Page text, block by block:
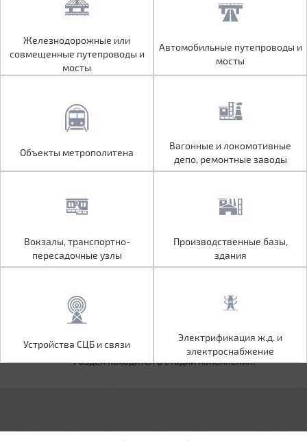
Железнодорожные или
совмещенные путепроводы и
мосты
Автомобильные путепроводы и
мосты
Вагонные и локомотивные
Вокзалы, транспортно-
пересадочные узлы
Производственные базы,
Электрификация ж.д. и
электроснабжение
Железнодорожные или
совмещенные путепроводы и
мосты
Автомобильные путепроводы и
мосты
Объекты метрополитена
Вагонные и локомотивные
депо, ремонтные заводы
Вокзалы, транспортно-
пересадочные узлы
Производственные базы,
здания
Устройства СЦБ и связи
Электрификация ж.д. и
электроснабжение
Раздел находится в стадии наполнения.